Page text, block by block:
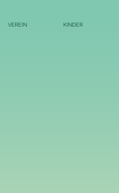
VEREIN KINDER